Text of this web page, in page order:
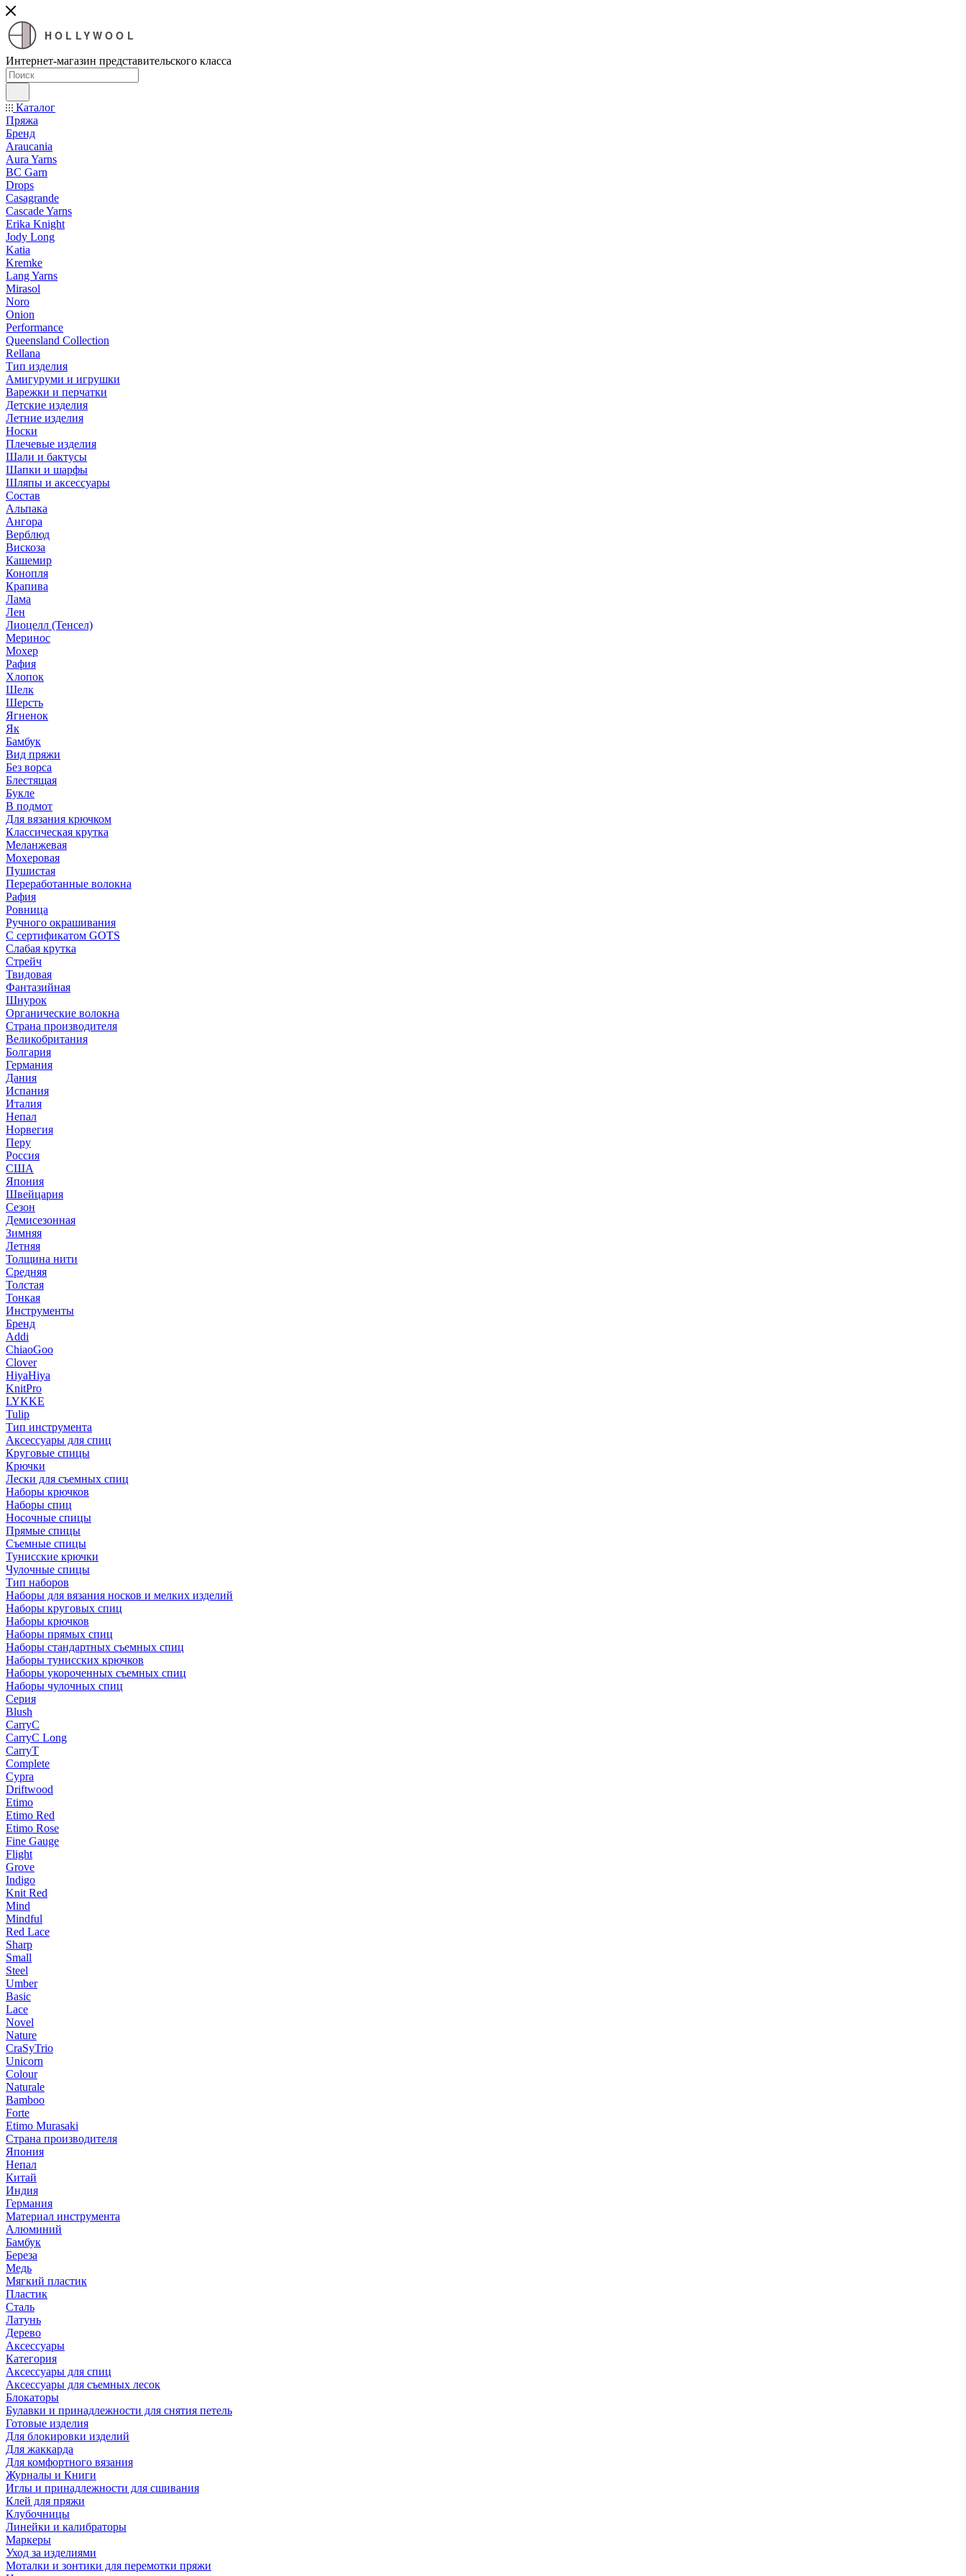
HOLLYWOOL
Интернет-магазин представительского класса
Каталог
Пряжа
Бренд
Araucania
Aura Yarns
BC Garn
Drops
Casagrande
Cascade Yarns
Erika Knight
Jody Long
Katia
Kremke
Lang Yarns
Mirasol
Noro
Onion
Performance
Queensland Collection
Rellana
Тип изделия
Амигуруми и игрушки
Варежки и перчатки
Детские изделия
Летние изделия
Носки
Плечевые изделия
Шали и бактусы
Шапки и шарфы
Шляпы и аксессуары
Состав
Альпака
Ангора
Верблюд
Вискоза
Кашемир
Конопля
Крапива
Лама
Лен
Лиоцелл (Тенсел)
Меринос
Мохер
Рафия
Хлопок
Шелк
Шерсть
Ягненок
Як
Бамбук
Вид пряжи
Без ворса
Блестящая
Букле
В подмот
Для вязания крючком
Классическая крутка
Меланжевая
Мохеровая
Пушистая
Переработанные волокна
Рафия
Ровница
Ручного окрашивания
С сертификатом GOTS
Слабая крутка
Стрейч
Твидовая
Фантазийная
Шнурок
Органические волокна
Страна производителя
Великобритания
Болгария
Германия
Дания
Испания
Италия
Непал
Норвегия
Перу
Россия
США
Япония
Швейцария
Сезон
Демисезонная
Зимняя
Летняя
Толщина нити
Средняя
Толстая
Тонкая
Инструменты
Бренд
Addi
ChiaoGoo
Clover
HiyaHiya
KnitPro
LYKKE
Tulip
Тип инструмента
Аксессуары для спиц
Круговые спицы
Крючки
Лески для съемных спиц
Наборы крючков
Наборы спиц
Носочные спицы
Прямые спицы
Съемные спицы
Тунисские крючки
Чулочные спицы
Тип наборов
Наборы для вязания носков и мелких изделий
Наборы круговых спиц
Наборы крючков
Наборы прямых спиц
Наборы стандартных съемных спиц
Наборы тунисских крючков
Наборы укороченных съемных спиц
Наборы чулочных спиц
Серия
Blush
CarryC
CarryC Long
CarryT
Complete
Cypra
Driftwood
Etimo
Etimo Red
Etimo Rose
Fine Gauge
Flight
Grove
Indigo
Knit Red
Mind
Mindful
Red Lace
Sharp
Small
Steel
Umber
Basic
Lace
Novel
Nature
CraSyTrio
Unicorn
Colour
Naturale
Bamboo
Forte
Etimo Murasaki
Страна производителя
Япония
Непал
Китай
Индия
Германия
Материал инструмента
Алюминий
Бамбук
Береза
Медь
Мягкий пластик
Пластик
Сталь
Латунь
Дерево
Аксессуары
Категория
Аксессуары для спиц
Аксессуары для съемных лесок
Блокаторы
Булавки и принадлежности для снятия петель
Готовые изделия
Для блокировки изделий
Для жаккарда
Для комфортного вязания
Журналы и Книги
Иглы и принадлежности для сшивания
Клей для пряжи
Клубочницы
Линейки и калибраторы
Маркеры
Уход за изделиями
Моталки и зонтики для перемотки пряжи